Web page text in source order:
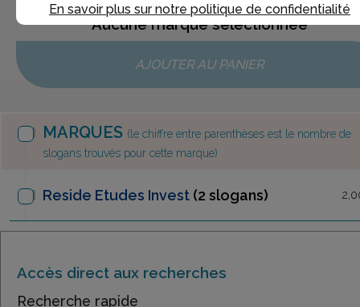
Aucune marque sélectionnée
AJOUTER AU PANIER
MARQUES (le chiffre entre parenthèses est le nombre de
slogans trouvés pour cette marque)
Reside Etudes Invest (2 slogans)
Accès direct aux recherches
Recherche rapide
En savoir plus sur notre politique de confidentialité